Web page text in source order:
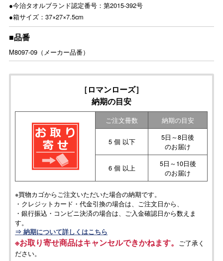
●今治タオルブランド認定番号：第2015-392号
●箱サイズ：37×27×7.5cm
■品番
M8097-09（メーカー品番）
［ロマンローズ］
納期の目安
ご注文冊数 納期の目安
5 個 以下
5日～8日後
のお届け
6 個 以上
5日～10日後
のお届け
※買物カゴからご注文いただいた場合の納期です。
・クレジットカード・代金引換の場合は、ご注文日から、
・銀行振込・コンビニ決済の場合は、ご入金確認日から数えま
す。
⇒ 納期について詳しくはこちら
※お取り寄せ商品はキャンセルできかねます。
ご了承く
ださい。